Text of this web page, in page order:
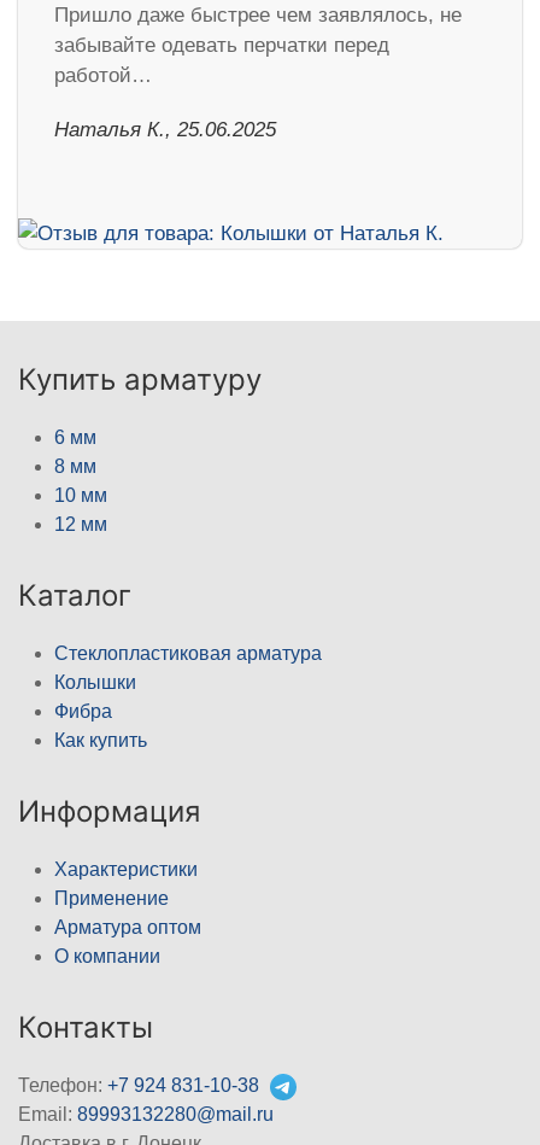
Пришло даже быстрее чем заявлялось, не
забывайте одевать перчатки перед
работой…
Наталья К., 25.06.2025
Купить арматуру
6 мм
8 мм
10 мм
12 мм
Каталог
Стеклопластиковая арматура
Колышки
Фибра
Как купить
Информация
Характеристики
Применение
Арматура оптом
О компании
Контакты
Телефон: +7 924 831-10-38
Email: 89993132280@mail.ru